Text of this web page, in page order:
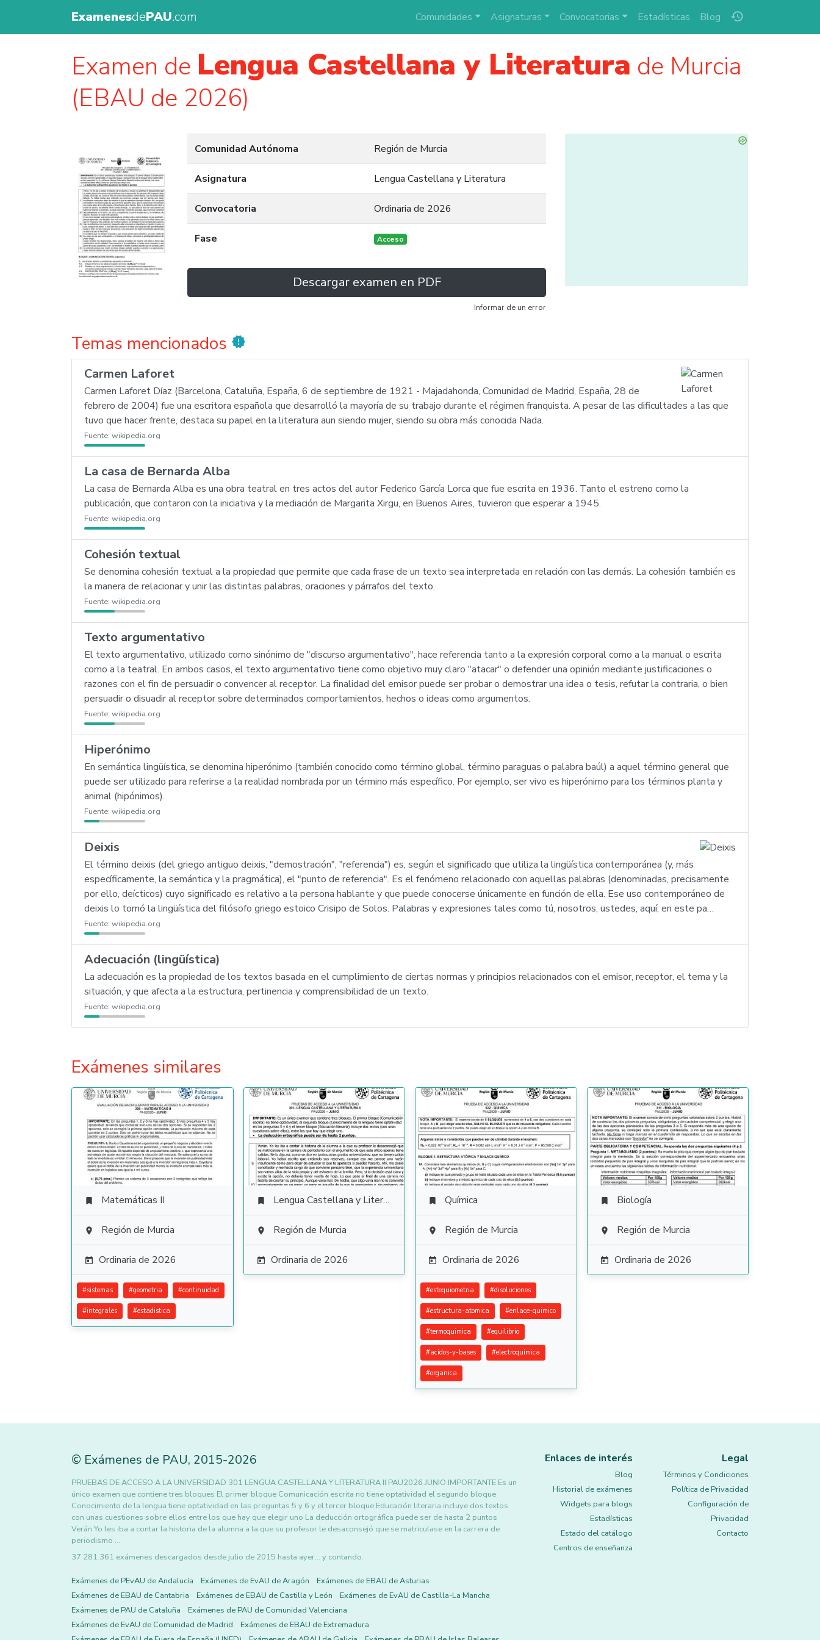
ExamenesdePAU.com history
Comunidades Asignaturas Convocatorias Estadísticas Blog
Examen de Lengua Castellana y Literatura de Murcia
(EBAU de 2026)
Comunidad Autónoma Región de Murcia
Asignatura Lengua Castellana y Literatura
Convocatoria Ordinaria de 2026
Fase Acceso
Descargar examen en PDF
Informar de un error
Temas mencionados new_releases
Carmen Laforet
Carmen Laforet Díaz (Barcelona, Cataluña, España, 6 de septiembre de 1921 - Majadahonda, Comunidad de Madrid, España, 28 de
febrero de 2004) fue una escritora española que desarrolló la mayoría de su trabajo durante el régimen franquista. A pesar de las dificultades a las que
tuvo que hacer frente, destaca su papel en la literatura aun siendo mujer, siendo su obra más conocida Nada.
Fuente: wikipedia.org
La casa de Bernarda Alba
La casa de Bernarda Alba es una obra teatral en tres actos del autor Federico García Lorca que fue escrita en 1936. Tanto el estreno como la
publicación, que contaron con la iniciativa y la mediación de Margarita Xirgu, en Buenos Aires, tuvieron que esperar a 1945.
Fuente: wikipedia.org
Cohesión textual
Se denomina cohesión textual a la propiedad que permite que cada frase de un texto sea interpretada en relación con las demás. La cohesión también es
la manera de relacionar y unir las distintas palabras, oraciones y párrafos del texto.
Fuente: wikipedia.org
Texto argumentativo
El texto argumentativo, utilizado como sinónimo de "discurso argumentativo", hace referencia tanto a la expresión corporal como a la manual o escrita
como a la teatral. En ambos casos, el texto argumentativo tiene como objetivo muy claro "atacar" o defender una opinión mediante justificaciones o
razones con el fin de persuadir o convencer al receptor. La finalidad del emisor puede ser probar o demostrar una idea o tesis, refutar la contraria, o bien
persuadir o disuadir al receptor sobre determinados comportamientos, hechos o ideas como argumentos.
Fuente: wikipedia.org
Hiperónimo
En semántica lingüística, se denomina hiperónimo (también conocido como término global, término paraguas o palabra baúl) a aquel término general que
puede ser utilizado para referirse a la realidad nombrada por un término más específico. Por ejemplo, ser vivo es hiperónimo para los términos planta y
animal (hipónimos).
Fuente: wikipedia.org
Deixis
El término deixis (del griego antiguo deixis, "demostración", "referencia") es, según el significado que utiliza la lingüística contemporánea (y, más
específicamente, la semántica y la pragmática), el "punto de referencia". Es el fenómeno relacionado con aquellas palabras (denominadas, precisamente
por ello, deícticos) cuyo significado es relativo a la persona hablante y que puede conocerse únicamente en función de ella. Ese uso contemporáneo de
deixis lo tomó la lingüística del filósofo griego estoico Crisipo de Solos. Palabras y expresiones tales como tú, nosotros, ustedes, aquí; en este pa…
Fuente: wikipedia.org
Adecuación (lingüística)
La adecuación es la propiedad de los textos basada en el cumplimiento de ciertas normas y principios relacionados con el emisor, receptor, el tema y la
situación, y que afecta a la estructura, pertinencia y comprensibilidad de un texto.
Fuente: wikipedia.org
Exámenes similares
 Matemáticas II
 Región de Murcia
 Ordinaria de 2026
#sistemas #geometria #continuidad
#integrales #estadistica
 Lengua Castellana y Literatura
 Región de Murcia
 Ordinaria de 2026
 Química
 Región de Murcia
 Ordinaria de 2026
#estequiometria #disoluciones
#estructura-atomica #enlace-quimico
#termoquimica #equilibrio
#acidos-y-bases #electroquimica
#organica
 Biología
 Región de Murcia
 Ordinaria de 2026
© Exámenes de PAU, 2015-2026
PRUEBAS DE ACCESO A LA UNIVERSIDAD 301 LENGUA CASTELLANA Y LITERATURA II PAU2026 JUNIO IMPORTANTE Es un
único examen que contiene tres bloques El primer bloque Comunicación escrita no tiene optatividad el segundo bloque
Conocimiento de la lengua tiene optatividad en las preguntas 5 y 6 y el tercer bloque Educación literaria incluye dos textos
con unas cuestiones sobre ellos entre los que hay que elegir uno La deducción ortográfica puede ser de hasta 2 puntos
Verán Yo les iba a contar la historia de la alumna a la que su profesor le desaconsejó que se matriculase en la carrera de
periodismo …
37.281.361 exámenes descargados desde julio de 2015 hasta ayer... y contando.
Exámenes de PEvAU de Andalucía Exámenes de EvAU de Aragón
Exámenes de EBAU de Asturias
Exámenes de EBAU de Cantabria
Exámenes de EBAU de Castilla y León
Exámenes de EvAU de Castilla-La Mancha
Exámenes de PAU de Cataluña
Exámenes de PAU de Comunidad Valenciana
Exámenes de EvAU de Comunidad de Madrid
Exámenes de EBAU de Extremadura
Enlaces de interés
Blog
Historial de exámenes
Widgets para blogs
Estadísticas
Estado del catálogo
Centros de enseñanza
Legal
Términos y Condiciones
Política de Privacidad
Configuración de
Privacidad
Contacto